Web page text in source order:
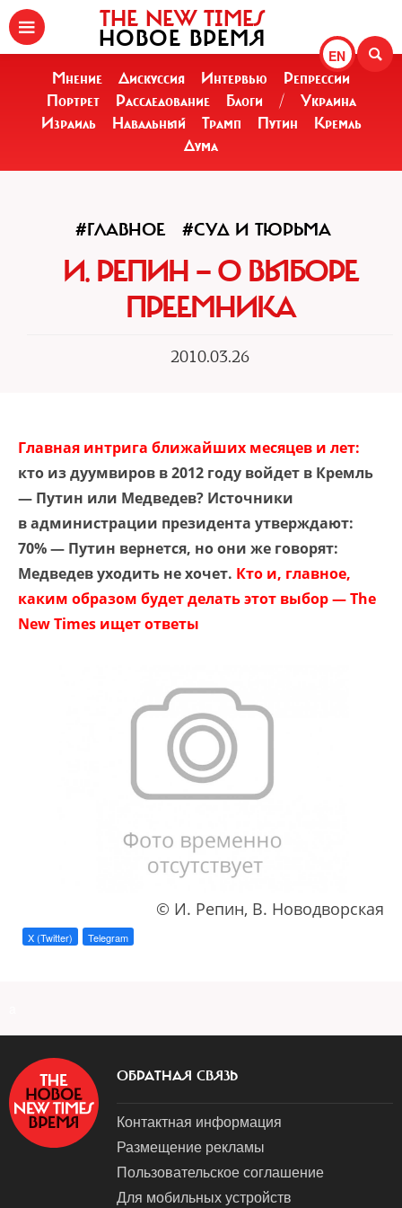
EN
THE NEW TIMES
НОВОЕ ВРЕМЯ
Мнение Дискуссия Интервью
Репрессии
Портрет
Расследование Блоги /
Украина
Израиль
Навальный Трамп Путин
Кремль
Дума
#ГЛАВНОЕ #СУД И ТЮРЬМА
И. РЕПИН — О ВЫБОРЕ
ПРЕЕМНИКА
2010.03.26
Главная интрига ближайших месяцев и лет:
кто из дуумвиров в 2012 году войдет в Кремль
— Путин или Медведев? Источники
в администрации президента утверждают:
70% — Путин вернется, но они же говорят:
Медведев уходить не хочет. Кто и, главное,
каким образом будет делать этот выбор — The
New Times ищет ответы
© И. Репин, В. Новодворская
X (Twitter) Telegram
ОБРАТНАЯ СВЯЗЬ
Контактная информация
Размещение рекламы
Пользовательское соглашение
Для мобильных устройств